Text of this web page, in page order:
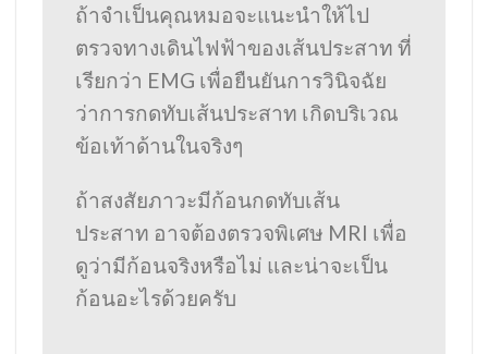
ถ้าจำเป็นคุณหมอจะแนะนำให้ไป
ตรวจทางเดินไฟฟ้าของเส้นประสาท ที่
เรียกว่า EMG เพื่อยืนยันการวินิจฉัย
ว่าการกดทับเส้นประสาท เกิดบริเวณ
ข้อเท้าด้านในจริงๆ
ถ้าสงสัยภาวะมีก้อนกดทับเส้น
ประสาท อาจต้องตรวจพิเศษ MRI เพื่อ
ดูว่ามีก้อนจริงหรือไม่ และน่าจะเป็น
ก้อนอะไรด้วยครับ